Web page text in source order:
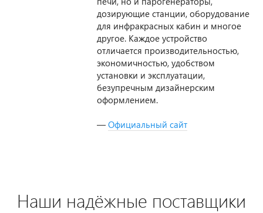
дозирующие станции, оборудование
для инфракрасных кабин и многое
другое. Каждое устройство
отличается производительностью,
экономичностью, удобством
установки и эксплуатации,
безупречным дизайнерским
оформлением.
— Официальный сайт
Наши надёжные поставщики